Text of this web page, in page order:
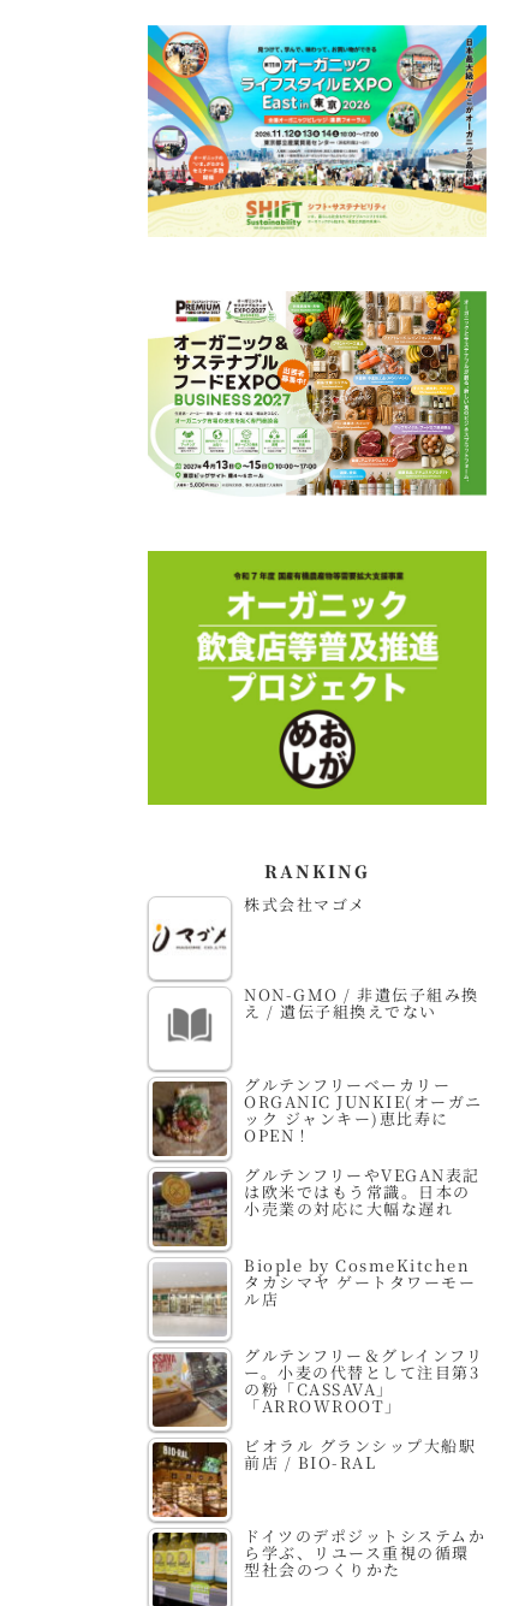
RANKING
株式会社マゴメ
NON-GMO / 非遺伝子組み換
え / 遺伝子組換えでない
グルテンフリーベーカリー
ORGANIC JUNKIE(オーガニ
ック ジャンキー)恵比寿に
OPEN！
グルテンフリーやVEGAN表記
は欧米ではもう常識。日本の
小売業の対応に大幅な遅れ
Biople by CosmeKitchen
タカシマヤ ゲートタワーモー
ル店
グルテンフリー＆グレインフリ
ー。小麦の代替として注目第3
の粉「CASSAVA」
「ARROWROOT」
ビオラル グランシップ大船駅
前店 / BIO-RAL
ドイツのデポジットシステムか
ら学ぶ、リユース重視の循環
型社会のつくりかた